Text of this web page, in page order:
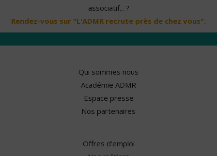
associatif... ?
Rendez-vous sur "L'ADMR recrute près de chez vous".
Qui sommes nous
Académie ADMR
Espace presse
Nos partenaires
Offres d'emploi